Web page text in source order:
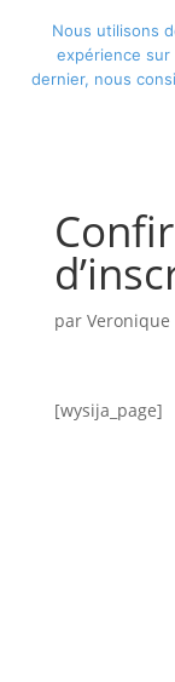
Sélectionner
par Veronique
[wysija_page]
Nous utilisons
expérience
dernier, nous